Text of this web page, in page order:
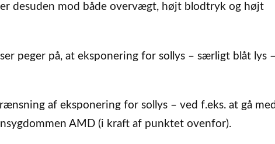
desuden mod både overvægt, højt blodtryk og højt
peger på, at eksponering for sollys – særligt blåt lys
af eksponering for sollys – ved f.eks. at gå med
AMD (i kraft af punktet ovenfor).